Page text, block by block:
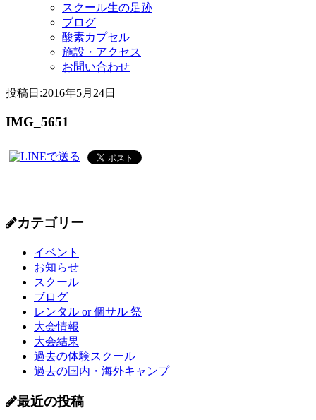
スクール生の足跡
ブログ
酸素カプセル
施設・アクセス
お問い合わせ
投稿日:2016年5月24日
IMG_5651
カテゴリー
イベント
お知らせ
スクール
ブログ
レンタル or 個サル 祭
大会情報
大会結果
過去の体験スクール
過去の国内・海外キャンプ
最近の投稿